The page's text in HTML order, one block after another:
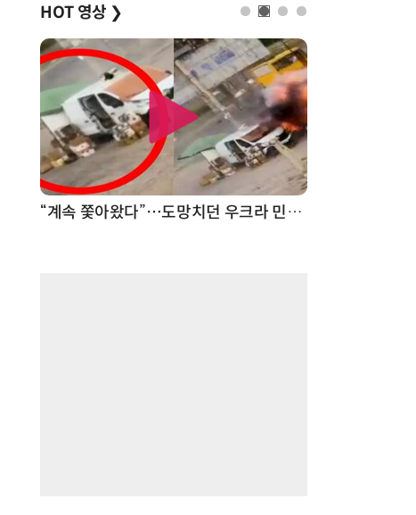
HOT 영상 ❯
“계속 쫓아왔다”…도망치던 우크라 민간인 공격한 러 자폭 드론